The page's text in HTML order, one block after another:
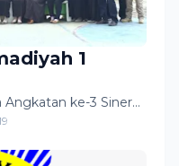
1
ke-3 Siner…